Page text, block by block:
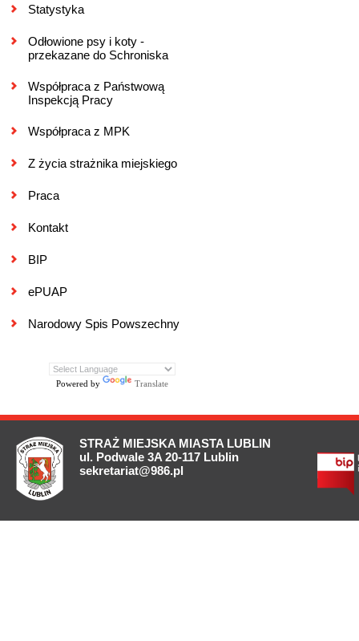
Statystyka
Odłowione psy i koty -
przekazane do Schroniska
Współpraca z Państwową
Inspekcją Pracy
Współpraca z MPK
Z życia strażnika miejskiego
Praca
Kontakt
BIP
ePUAP
Narodowy Spis Powszechny
Powered by Translate
STRAŻ MIEJSKA MIASTA LUBLIN
ul. Podwale 3A 20-117 Lublin
sekretariat@986.pl